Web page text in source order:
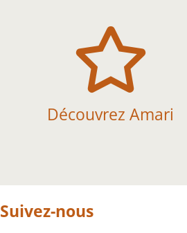

Découvrez Amari
Suivez-nous